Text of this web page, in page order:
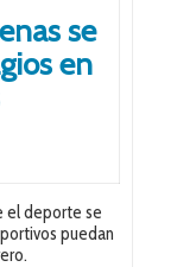
se
en
el deporte se
puedan